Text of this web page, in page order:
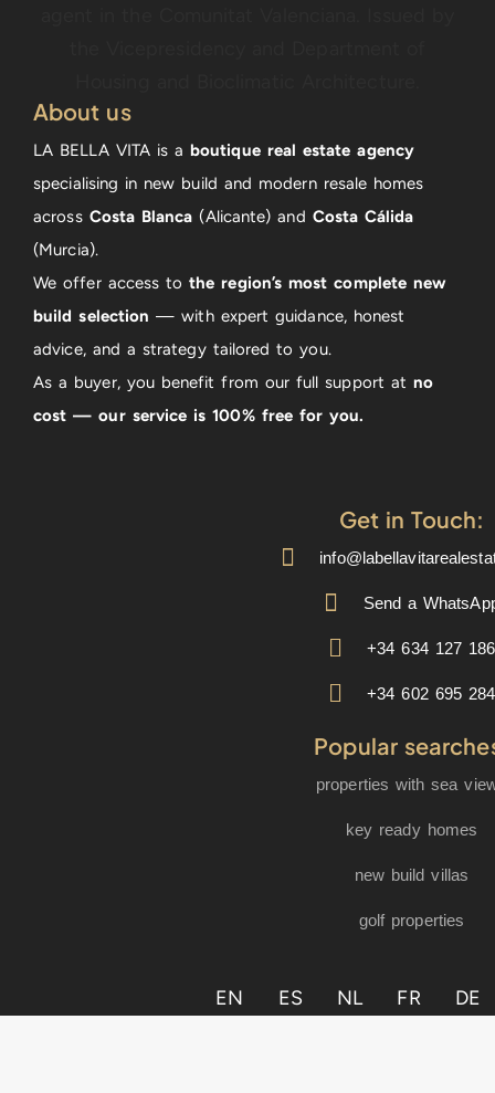
About us
LA BELLA VITA is a boutique real estate agency
specialising in new build and modern resale homes
across Costa Blanca(Alicante) and Costa Cálida
(Murcia).
We offer access tothe region’s most complete new
build selection — with expert guidance, honest
advice, and a strategy tailored to you.
As a buyer, you benefit from our full support at no
cost — our service is 100% free for you.
Get in Touch:
Send a
+34 634 127 186
+34 602 695 284
Popular
properties with sea
key ready homes
new build villas
golf properties
EN ES NL FR DE